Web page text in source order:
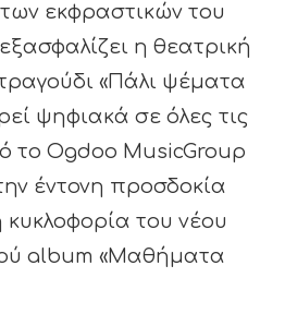
εκφραστικών του
η θεατρική
«Πάλι ψέματα
ψηφιακά σε όλες τις
το Ogdoo MusicGroup
έντονη προσδοκία
του νέου
album «Μαθήματα